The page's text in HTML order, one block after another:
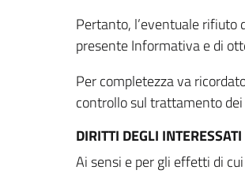
Pertanto, l’eventuale
presente Informativa e di
Per completezza va
controllo sul trattamento
DIRITTI DEGLI INTERESSATI
Ai sensi e per gli effetti di